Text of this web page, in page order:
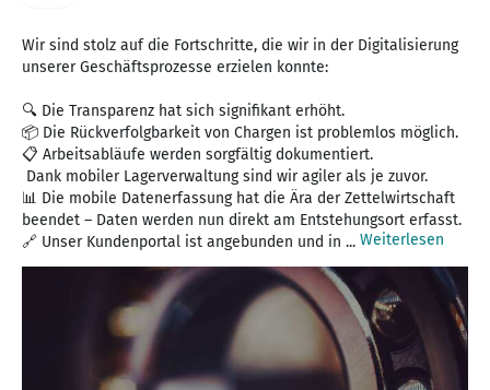
Wir sind stolz auf die Fortschritte, die wir in der Digitalisierung
unserer Geschäftsprozesse erzielen konnte:
🔍 Die Transparenz hat sich signifikant erhöht.
📦 Die Rückverfolgbarkeit von Chargen ist problemlos möglich.
📋 Arbeitsabläufe werden sorgfältig dokumentiert.
Dank mobiler Lagerverwaltung sind wir agiler als je zuvor.
📊 Die mobile Datenerfassung hat die Ära der Zettelwirtschaft
beendet – Daten werden nun direkt am Entstehungsort erfasst.
🔗 Unser Kundenportal ist angebunden und in ... Weiterlesen